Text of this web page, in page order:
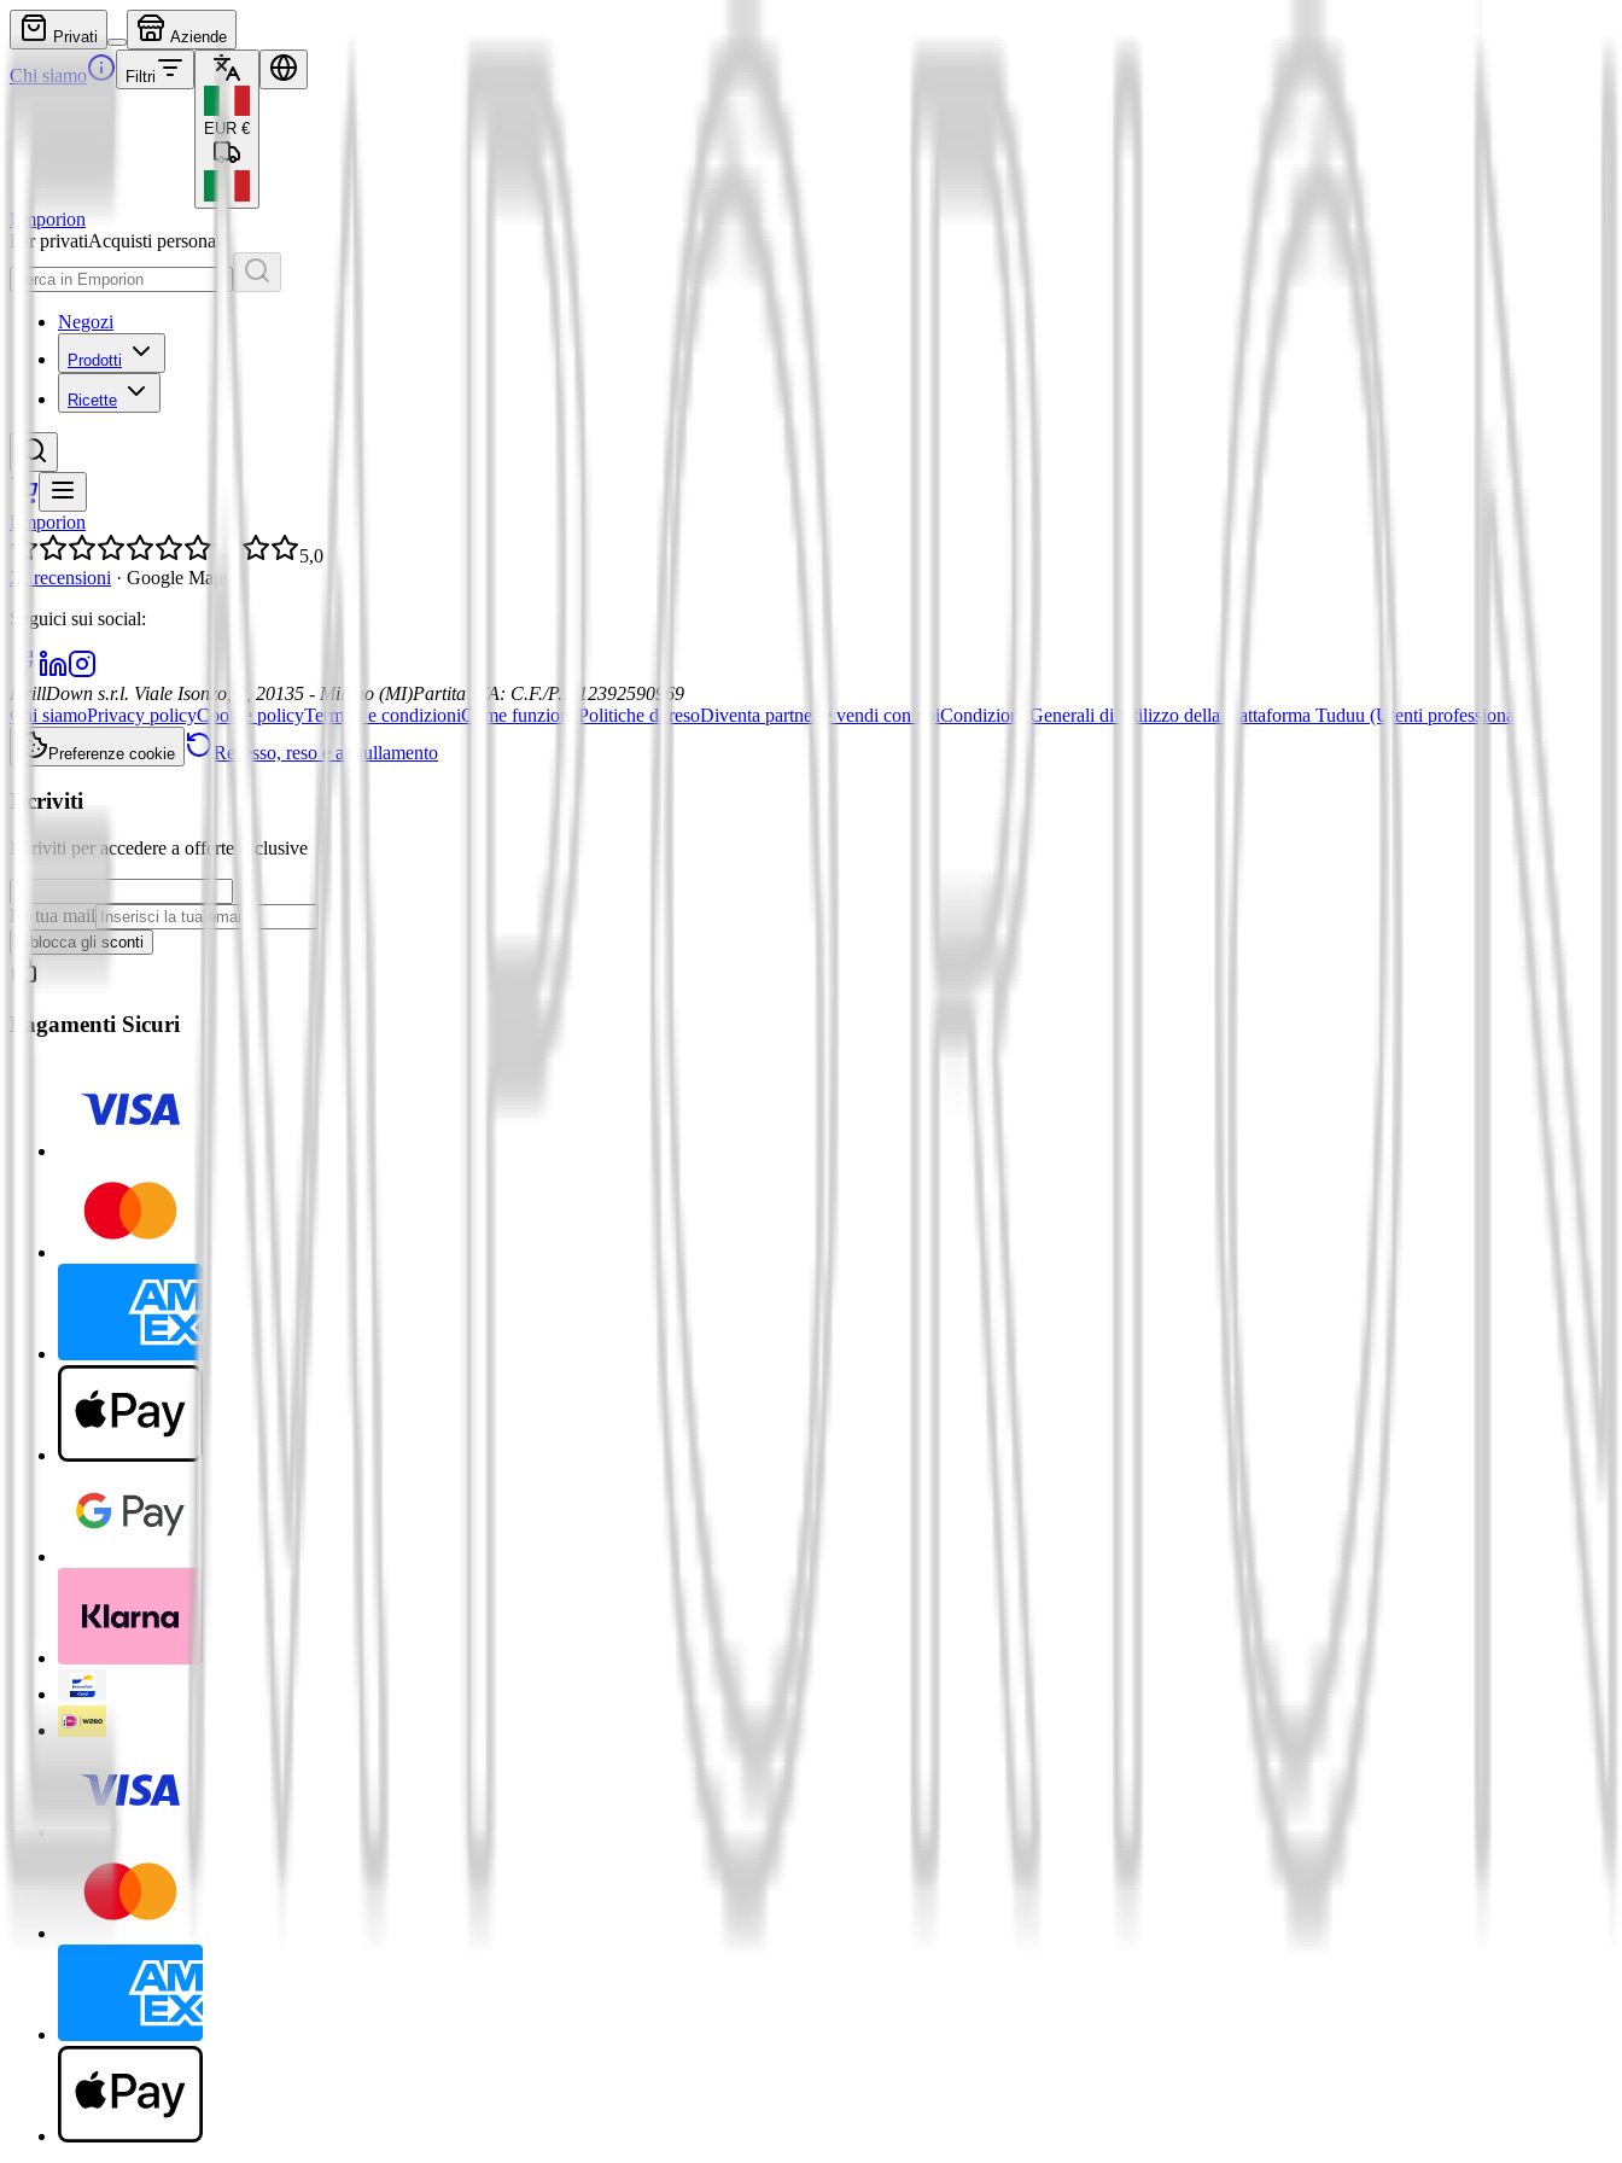
Privati Aziende
Chi siamo Filtri
EUR €
Emporion
Per privatiAcquisti personali
Negozi
Prodotti
Ricette
Emporion
5,0
21 recensioni · Google Maps
Seguici sui social:
DrillDown s.r.l. Viale Isonzo, 8, 20135 - Milano (MI)Partita IVA: C.F./P.I. 12392590969
Chi siamoPrivacy policyCookie policyTermini e condizioniCome funziona Politiche di resoDiventa partner e vendi con noiCondizioni Generali di Utilizzo della piattaforma Tuduu (Utenti professionali)
Preferenze cookie Recesso, reso e annullamento
Iscriviti
Iscriviti per accedere a offerte esclusive
La tua mail
Sblocca gli sconti
Pagamenti Sicuri